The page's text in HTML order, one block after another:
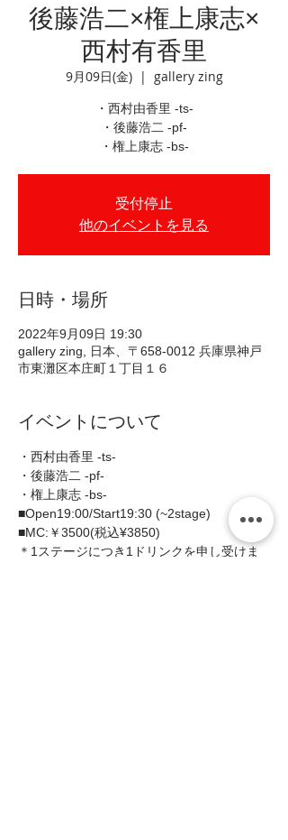
後藤浩二×権上康志×
西村有香里
9月09日(金)
  |
gallery zing
・西村由香里 -ts-
・後藤浩二 -pf-
・権上康志 -bs-
受付停止
他のイベントを見る
日時・場所
2022年9月09日 19:30
gallery zing, 日本、〒658-0012 兵庫県神戸
市東灘区本庄町１丁目１６
イベントについて
・西村由香里 -ts-
・後藤浩二 -pf-
・権上康志 -bs-
■Open19:00/Start19:30 (~2stage)
■MC:￥3500(税込¥3850)
＊1ステージにつき1ドリンクを申し受けま